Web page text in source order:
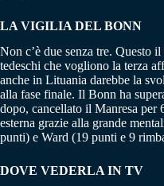
LA VIGILIA DEL BONN
Non c’è due senza tre. Questo
tedeschi che vogliono la terza
anche in Lituania darebbe la
alla fase finale. Il Bonn ha
dopo, cancellato il Manresa per
esterna grazie alla grande
punti) e Ward (19 punti e 9
DOVE VEDERLA IN TV